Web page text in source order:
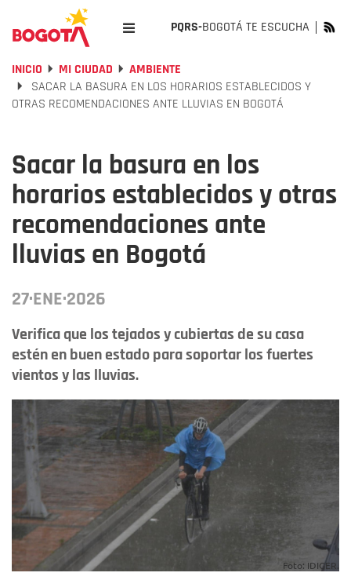
PQRS-BOGOTÁ TE ESCUCHA
INICIO MI CIUDAD
AMBIENTE
SACAR LA BASURA EN LOS HORARIOS ESTABLECIDOS Y
OTRAS RECOMENDACIONES ANTE LLUVIAS EN BOGOTÁ
Sacar la basura en los
horarios establecidos y otras
recomendaciones ante
lluvias en Bogotá
27·ENE·2026
Verifica que los tejados y cubiertas de su casa
estén en buen estado para soportar los fuertes
vientos y las lluvias.
Foto: IDIGER.